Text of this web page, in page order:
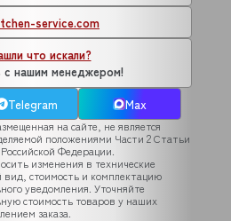
service.com
что искали?
с нашим менеджером!
Telegram Max
на сайте, не является
положениями Части 2 Статьи
Федерации.
изменения в технические
стоимость и комплектацию
уведомления. Уточняйте
стоимость товаров у наших
заказа.